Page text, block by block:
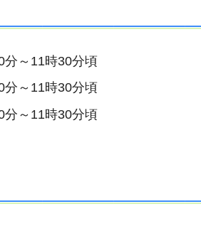
分～11時30分頃
分～11時30分頃
分～11時30分頃